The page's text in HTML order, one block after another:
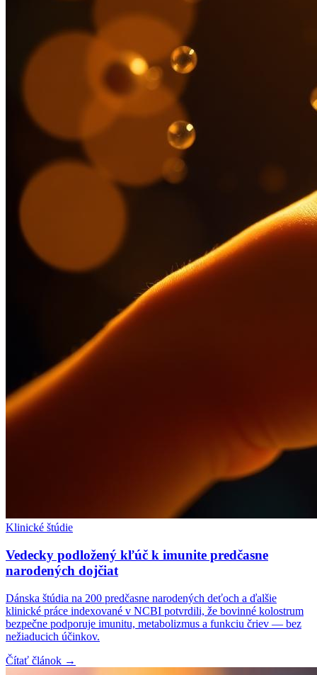
Klinické štúdie
Vedecky podložený kľúč k imunite predčasne
narodených dojčiat
Dánska štúdia na 200 predčasne narodených deťoch a ďalšie
klinické práce indexované v NCBI potvrdili, že bovinné kolostrum
bezpečne podporuje imunitu, metabolizmus a funkciu čriev — bez
nežiaducich účinkov.
Čítať článok →